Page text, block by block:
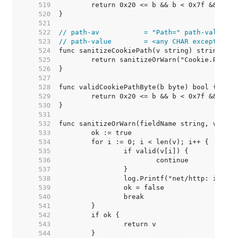
   519
   520
   521
   522
// path-av           = "Path=" path-value
   523
// path-value        = <any CHAR except
   524
   525
   526
   527
   528
   529
   530
   531
   532
   533
   534
   535
   536
   537
   538
   539
   540
   541
   542
   543
   544